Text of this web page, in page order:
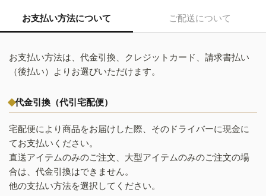
お支払い方法について ご配送について
お支払い方法は、代金引換、クレジットカード、請求書払い
（後払い）よりお選びいただけます。
代金引換（代引宅配便）
宅配便により商品をお届けした際、そのドライバーに現金に
てお支払いください。
直送アイテムのみのご注文、大型アイテムのみのご注文の場
合は、代金引換はできません。
他の支払い方法を選択してください。